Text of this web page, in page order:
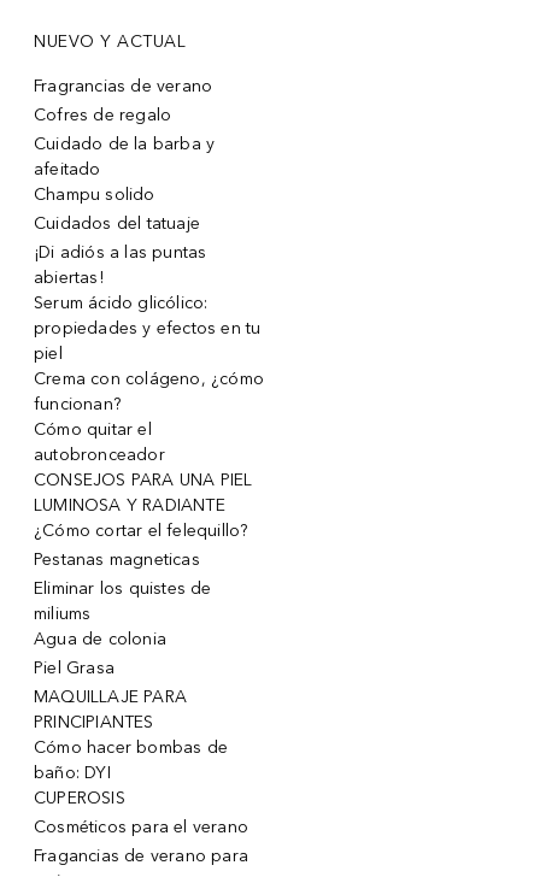
NUEVO Y ACTUAL
Fragrancias de verano
Cofres de regalo
Cuidado de la barba y
afeitado
Champu solido
Cuidados del tatuaje
¡Di adiós a las puntas
abiertas!
Serum ácido glicólico:
propiedades y efectos en tu
piel
Crema con colágeno, ¿cómo
funcionan?
Cómo quitar el
autobronceador
CONSEJOS PARA UNA PIEL
LUMINOSA Y RADIANTE
¿Cómo cortar el felequillo?
Pestanas magneticas
Eliminar los quistes de
miliums
Agua de colonia
Piel Grasa
MAQUILLAJE PARA
PRINCIPIANTES
Cómo hacer bombas de
baño: DYI
CUPEROSIS
Cosméticos para el verano
Fragancias de verano para